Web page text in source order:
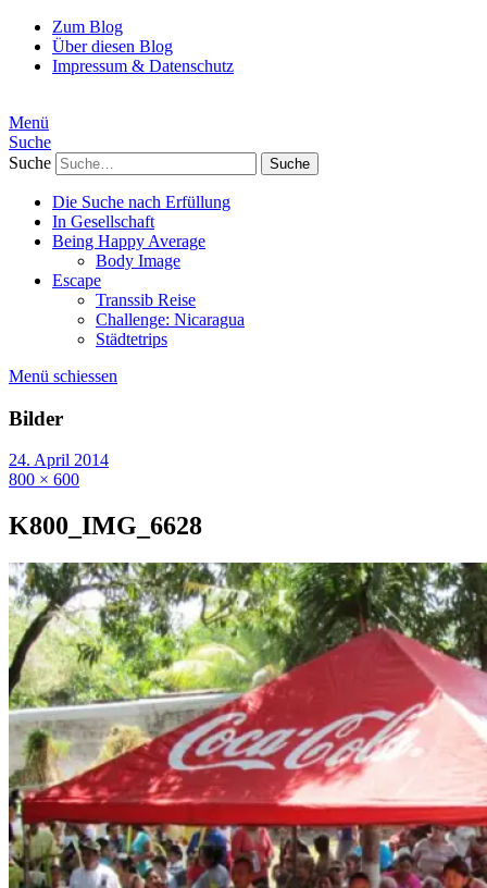
Zum Blog
Über diesen Blog
Impressum & Datenschutz
Menü
Suche
Suche
Die Suche nach Erfüllung
In Gesellschaft
Being Happy Average
Body Image
Escape
Transsib Reise
Challenge: Nicaragua
Städtetrips
Menü schiessen
Bilder
24. April 2014
800 × 600
K800_IMG_6628